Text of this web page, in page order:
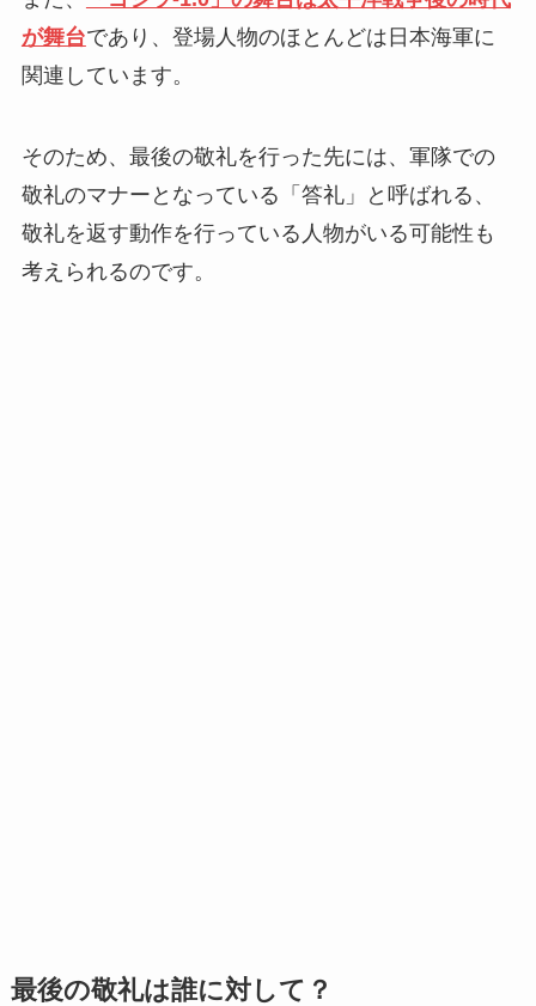
が舞台であり、登場人物のほとんどは日本海軍に
関連しています。
そのため、最後の敬礼を行った先には、軍隊での
敬礼のマナーとなっている「答礼」と呼ばれる、
敬礼を返す動作を行っている人物がいる可能性も
考えられるのです。
最後の敬礼は誰に対して？